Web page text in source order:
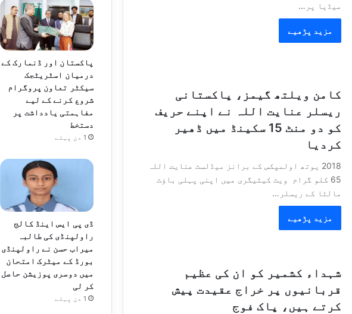
میڈیا پر…
مزید پڑھیے
کامن ویلتھ گیمز، پاکستانی
ریسلر عنایت اللہ نے اپنے حریف
کو دو منٹ 15 سکینڈ میں ڈھیر
کردیا
2018 یوتھ اولمپکس کے برانز میڈلسٹ عنایت اللہ
65 کلو گرام ویٹ کیٹیگری میں اپنی پہلی باؤٹ
مالٹا کے ریسلر…
مزید پڑھیے
شہداء کشمیر کو ان کی عظیم
قربانیوں پر خراج عقیدت پیش
کرتے ہیں، پاک فوج
پاکستان اور ڈنمارک کے
درمیان اسٹریٹجک
سیکٹر تعاون پروگرام
شروع کرنے کے لیے
مفاہمتی یادداشت پر
دستخط
1 دن پہلے
ڈی پی ایس اینڈ کالج
راولپنڈی کی طالبہ
میراب حسن نے راولپنڈی
بورڈ کے میٹرک امتحان
میں دوسری پوزیشن حاصل
کر لی
1 دن پہلے